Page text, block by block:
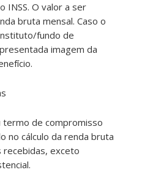
INSS. O valor a ser
bruta mensal. Caso o
fundo de
imagem da
de compromisso
no cálculo da renda bruta
recebidas, exceto